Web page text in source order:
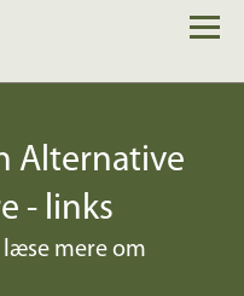
Alternative
- links
læse mere om